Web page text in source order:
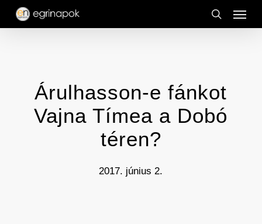
Skip
search
Menu
Árulhasson-e fánkot
Vajna Tímea a Dobó
téren?
2017. június 2.